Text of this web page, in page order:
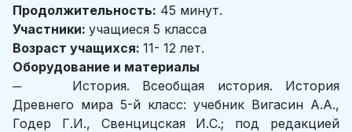
Продолжительность: 45 минут.
Участники: учащиеся 5 класса
Возраст учащихся: 11- 12 лет.
Оборудование и материалы
─ История. Всеобщая история. История
Древнего мира 5-й класс: учебник Вигасин А.А.,
Годер Г.И., Свенцицская И.С.; под редакцией